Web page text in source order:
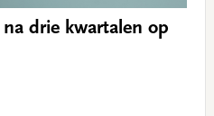
drie kwartalen op